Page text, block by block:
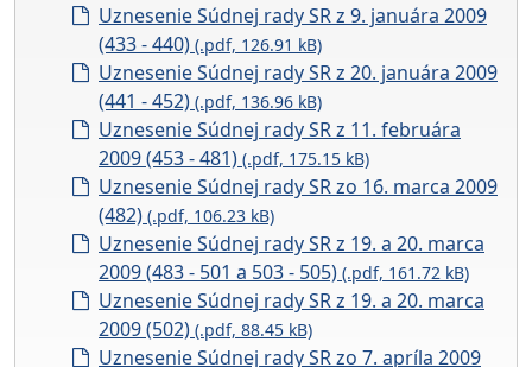
Uznesenie Súdnej rady SR z 9. januára 2009
(433 - 440) (.pdf, 126.91 kB)
Uznesenie Súdnej rady SR z 20. januára 2009
(441 - 452) (.pdf, 136.96 kB)
Uznesenie Súdnej rady SR z 11. februára
2009 (453 - 481) (.pdf, 175.15 kB)
Uznesenie Súdnej rady SR zo 16. marca 2009
(482) (.pdf, 106.23 kB)
Uznesenie Súdnej rady SR z 19. a 20. marca
2009 (483 - 501 a 503 - 505) (.pdf, 161.72 kB)
Uznesenie Súdnej rady SR z 19. a 20. marca
2009 (502) (.pdf, 88.45 kB)
Uznesenie Súdnej rady SR zo 7. apríla 2009